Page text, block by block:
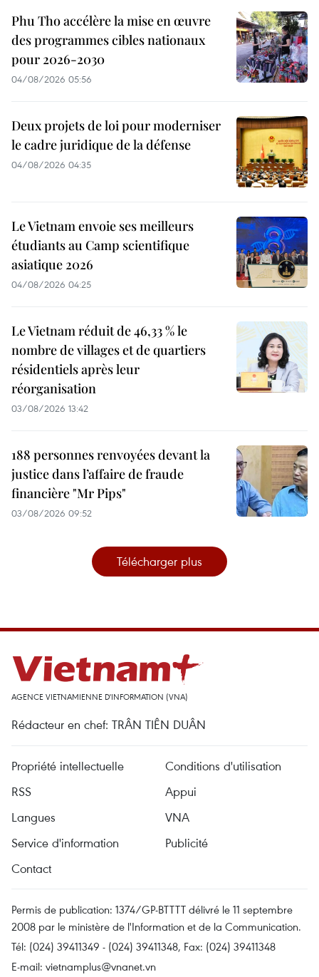
Phu Tho accélère la mise en œuvre
des programmes cibles nationaux
pour 2026-2030
04/08/2026 05:56
Deux projets de loi pour moderniser
le cadre juridique de la défense
04/08/2026 04:35
Le Vietnam envoie ses meilleurs
étudiants au Camp scientifique
asiatique 2026
04/08/2026 04:25
Le Vietnam réduit de 46,33 % le
nombre de villages et de quartiers
résidentiels après leur
réorganisation
03/08/2026 13:42
188 personnes renvoyées devant la
justice dans l’affaire de fraude
financière "Mr Pips"
03/08/2026 09:52
Télécharger plus
AGENCE VIETNAMIENNE D'INFORMATION (VNA)
Rédacteur en chef: TRÂN TIÊN DUÂN
Propriété intellectuelle
Conditions d'utilisation
RSS
Appui
Langues
VNA
Service d'information
Publicité
Contact
Permis de publication: 1374/GP-BTTTT délivré le 11 septembre
2008 par le ministère de l'Information et de la Communication.
Tél: (024) 39411349 - (024) 39411348, Fax: (024) 39411348
E-mail: vietnamplus@vnanet.vn